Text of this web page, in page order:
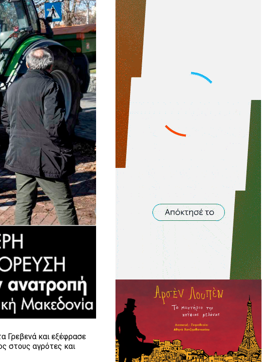
Γρεβενά και εξέφρασε
στους αγρότες και